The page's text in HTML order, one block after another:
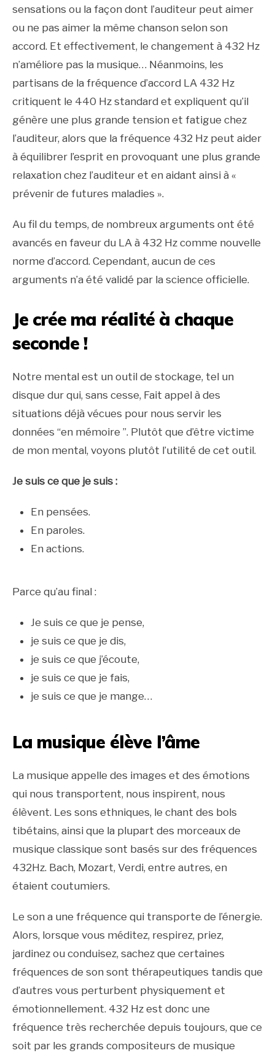
sensations ou la façon dont l’auditeur peut aimer
ou ne pas aimer la même chanson selon son
accord. Et effectivement, le changement à 432 Hz
n’améliore pas la musique… Néanmoins, les
partisans de la fréquence d’accord LA 432 Hz
critiquent le 440 Hz standard et expliquent qu’il
génère une plus grande tension et fatigue chez
l’auditeur, alors que la fréquence 432 Hz peut aider
à équilibrer l’esprit en provoquant une plus grande
relaxation chez l’auditeur et en aidant ainsi à «
prévenir de futures maladies ».
Au fil du temps, de nombreux arguments ont été
avancés en faveur du LA à 432 Hz comme nouvelle
norme d’accord. Cependant, aucun de ces
arguments n’a été validé par la science officielle.
Je crée ma réalité à chaque
seconde !
Notre mental est un outil de stockage, tel un
disque dur qui, sans cesse, Fait appel à des
situations déjà vécues pour nous servir les
données “en mémoire ”. Plutôt que d’être victime
de mon mental, voyons plutôt l’utilité de cet outil.
Je suis ce que je suis :
En pensées.
En paroles.
En actions.
Parce qu’au final :
Je suis ce que je pense,
je suis ce que je dis,
je suis ce que j’écoute,
je suis ce que je fais,
je suis ce que je mange…
La musique élève l’âme
La musique appelle des images et des émotions
qui nous transportent, nous inspirent, nous
élèvent. Les sons ethniques, le chant des bols
tibétains, ainsi que la plupart des morceaux de
musique classique sont basés sur des fréquences
432Hz. Bach, Mozart, Verdi, entre autres, en
étaient coutumiers.
Le son a une fréquence qui transporte de l’énergie.
Alors, lorsque vous méditez, respirez, priez,
jardinez ou conduisez, sachez que certaines
fréquences de son sont thérapeutiques tandis que
d’autres vous perturbent physiquement et
émotionnellement. 432 Hz est donc une
fréquence très recherchée depuis toujours, que ce
soit par les grands compositeurs de musique